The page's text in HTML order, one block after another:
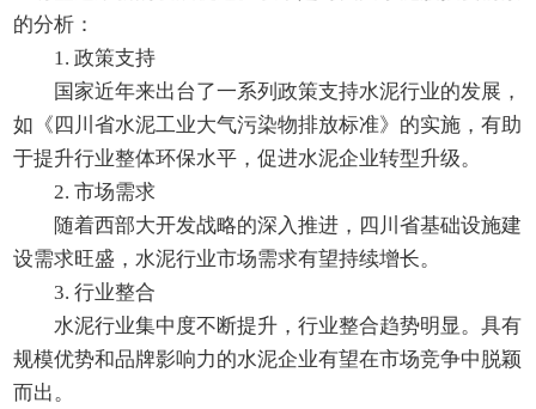
的分析：
1. 政策支持
国家近年来出台了一系列政策支持水泥行业的发展，
如《四川省水泥工业大气污染物排放标准》的实施，有助
于提升行业整体环保水平，促进水泥企业转型升级。
2. 市场需求
随着西部大开发战略的深入推进，四川省基础设施建
设需求旺盛，水泥行业市场需求有望持续增长。
3. 行业整合
水泥行业集中度不断提升，行业整合趋势明显。具有
规模优势和品牌影响力的水泥企业有望在市场竞争中脱颖
而出。